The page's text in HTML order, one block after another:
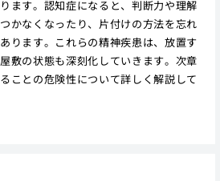
ます。認知症になると、判断力や理解
かなくなったり、片付けの方法を忘れ
ります。これらの精神疾患は、放置す
敷の状態も深刻化していきます。次章
ことの危険性について詳しく解説して